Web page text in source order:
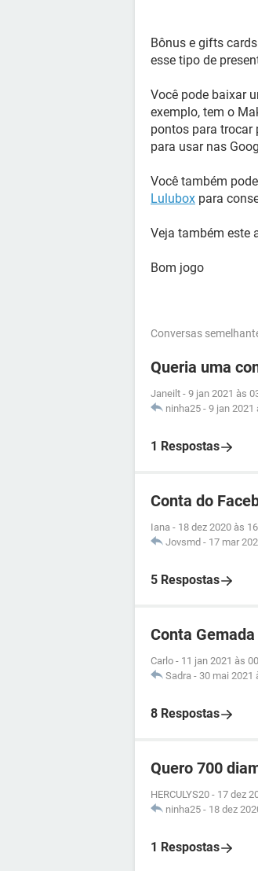
Bônus e gifts
esse tipo de
Você pode baixar
exemplo, tem o
pontos para trocar
para usar nas
Você também
Lulubox para
Veja também este
Bom jogo
Conversas
Queria uma
Janeilt - 9 jan 2021 às
ninha25 - 9 jan 2021
1 Respostas
Conta do
Iana - 18 dez 2020 às
Jovsmd - 17 mar
5 Respostas
Conta Gemada
Carlo - 11 jan 2021 às
Sadra - 30 mai 2021
8 Respostas
Quero 700
HERCULYS20 - 17 dez
ninha25 - 18 dez
1 Respostas